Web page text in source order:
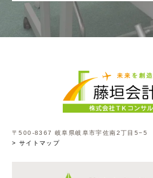
〒500-8367 岐阜県岐阜市宇佐南2丁目5−5
> サイトマップ